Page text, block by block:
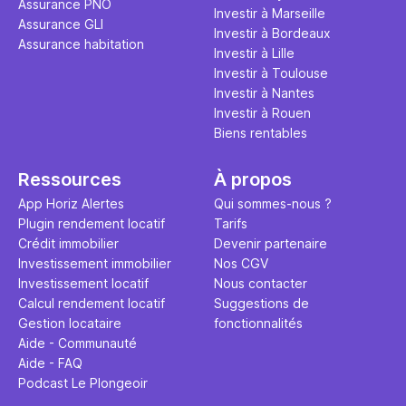
Assurance PNO
Assurance GLI
Assurance habitation
Investir à Marseille
Investir à Bordeaux
Investir à Lille
Investir à Toulouse
Investir à Nantes
Investir à Rouen
Biens rentables
Ressources
App Horiz Alertes
Plugin rendement locatif
Crédit immobilier
Investissement immobilier
Investissement locatif
Calcul rendement locatif
Gestion locataire
Aide - Communauté
Aide - FAQ
Podcast Le Plongeoir
À propos
Qui sommes-nous ?
Tarifs
Devenir partenaire
Nos CGV
Nous contacter
Suggestions de
fonctionnalités